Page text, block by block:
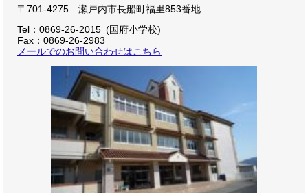
〒701-4275 瀬戸内市長船町福里853番地
Tel：0869-26-2015
国府小学校
Fax：0869-26-2983
メールでのお問い合わせはこちら